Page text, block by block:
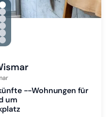
Zu Slide 1 wechseln
Zu Slide 2 wechseln
Zu Slide 3 wechseln
Zu Slide 4 wechseln
Zu Slide 5 wechseln
Zu Slide 6 wechseln
--Wohnungen für
um